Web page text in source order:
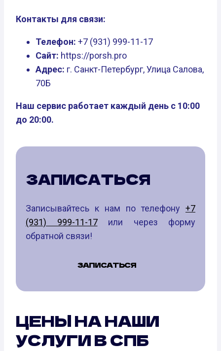
Контакты для связи:
Телефон: +7 (931) 999-11-17
Сайт: https://porsh.pro
Адрес: г. Санкт-Петербург, Улица Салова,
70Б
Наш сервис работает каждый день с 10:00
до 20:00.
ЗАПИСАТЬСЯ
Записывайтесь к нам по телефону +7
(931) 999-11-17или через форму
обратной связи!
ЗАПИСАТЬСЯ
ЦЕНЫ НА НАШИ
УСЛУГИ В СПБ